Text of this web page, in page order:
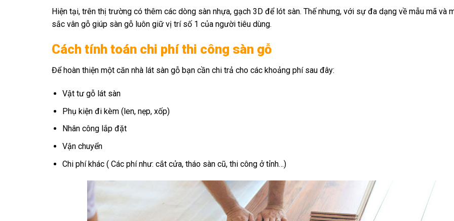
Hiện tại, trên thị trường có thêm các dòng sàn nhựa, gạch 3D để lót sàn. Thế nhưng, với sự đa dạng về mẫu mã và
sắc vân gỗ giúp sàn gỗ luôn giữ vị trí số 1 của người tiêu dùng.
Cách tính toán chi phí thi công sàn gỗ
Để hoàn thiện một căn nhà lát sàn gỗ bạn cần chi trả cho các khoảng phí sau đây:
Vật tư gỗ lát sàn
Phụ kiện đi kèm (len, nẹp, xốp)
Nhân công lắp đặt
Vận chuyển
Chi phí khác ( Các phí như: cắt cửa, tháo sàn cũ, thi công ở tỉnh…)